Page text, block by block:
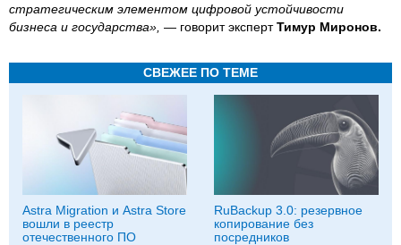
стратегическим элементом цифровой устойчивости
бизнеса и государства», — говорит экспертТимур Миронов.
СВЕЖЕЕ ПО ТЕМЕ
Astra Migration и Astra Store
вошли в реестр
отечественного ПО
RuBackup 3.0: резервное
копирование без
посредников